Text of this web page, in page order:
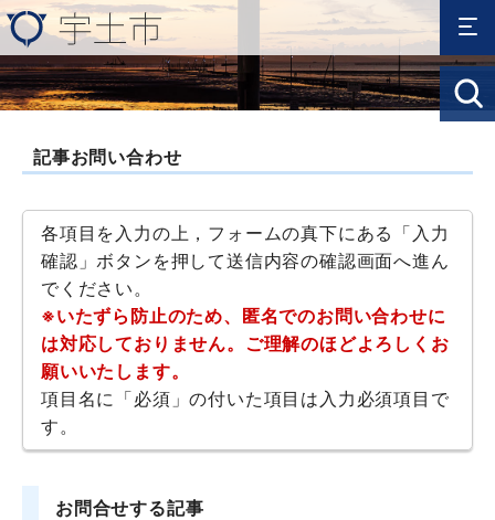
記事お問い合わせ
各項目を入力の上，フォームの真下にある「入力
確認」ボタンを押して送信内容の確認画面へ進ん
でください。
※いたずら防止のため、匿名でのお問い合わせに
は対応しておりません。ご理解のほどよろしくお
願いいたします。
項目名に「必須」の付いた項目は入力必須項目で
す。
お問合せする記事